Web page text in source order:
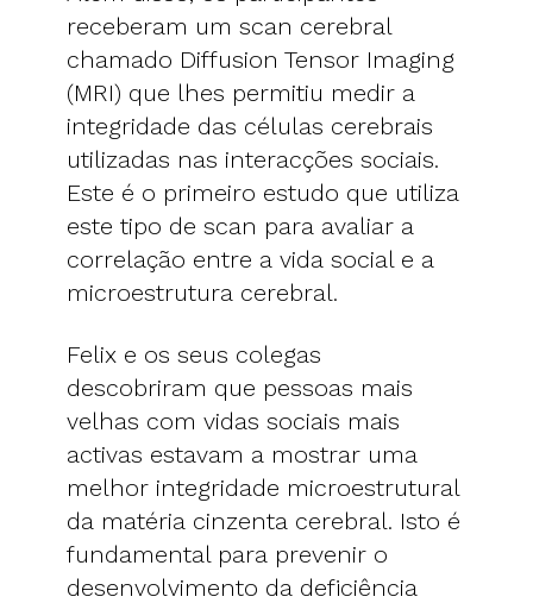
receberam um scan cerebral
chamado Diffusion Tensor Imaging
(MRI) que lhes permitiu medir a
integridade das células cerebrais
utilizadas nas interacções sociais.
Este é o primeiro estudo que utiliza
este tipo de scan para avaliar a
correlação entre a vida social e a
microestrutura cerebral.
Felix e os seus colegas
descobriram que pessoas mais
velhas com vidas sociais mais
activas estavam a mostrar uma
melhor integridade microestrutural
da matéria cinzenta cerebral. Isto é
fundamental para prevenir o
desenvolvimento da deficiência